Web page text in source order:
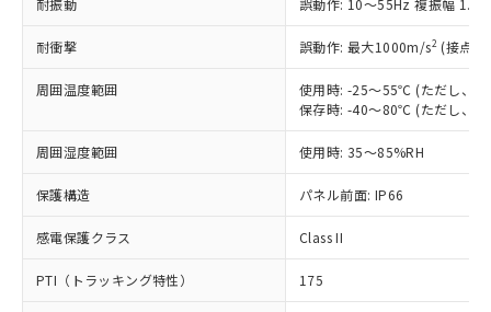
耐振動 誤動作: 10～55Hz 複振幅
耐衝撃 誤動作: 最大1000m/s2 (接点
周囲温度範囲
使用時: -25～55℃ (ただし、氷
保存時: -40～80℃ (ただし、氷
周囲湿度範囲 使用時: 35～85%RH
保護構造 パネル前面: IP66
感電保護クラス Class II
PTI（トラッキング特性） 175
正式な納期状況および標準価格はお客
様のお取引先、またはお客様担当のオ
ムロン制御機器販売店・当社販売員に
オムロン制御機器販売店や当社販売拠
販売ネットワーク
」をご確認
在庫状況および標準価格結果を当社の
事前の承諾なく第三者に漏洩または開
示しないようお願いします。
マイパーツ機能（部品リスト作成サー
ビス）をご利用いただくには、I-Web
メンバーズにご登録されている必要が
但し、RoHS指令で産業用監視および制御機器に対する
適用除外項目は除く。
フタル酸エステル類の４物質については閾値を超える意
図的な使用がないことを確認しています。
部品在庫の切り替え状況などにより、予定
月が前後することがあります。
DBP(フタル酸ジブチル) : 1000ppm、 DIBP(フタル酸ジ
イソブチル) : 1000ppm、 BBP(フタル酸ブチルベンジ
DEHP(フタル酸ビス(2-エチルヘキシル)) : 1000ppm
準値以下であることを示します。
「10」：通常の使用状況下において有害物
質が外部に漏えいし、環境に深刻な影響を
及ぼさない年数を意味します。
「－」：未確認です。当社販売部門へお問
全に破砕するなど、違法に輸出されな
いよう必要な手段を講じます。
当社は貴社製品を、核兵器、ミサイ
ル、化学兵器、生物兵器またはその他
武器並びにこれらの製造装置等に一切
当社は、貴社製品を第三者に販売する
場合は、上記1、2および3の内容を当
該第三者に通知します。また当社は、
販売先および販売に係わる関係者が違
法に輸出するおそれがある場合は、取
り引きをいたしません。
一定数には満たないが在庫あり
－
在庫なし(最新の在庫状況につ
いては、お客様のお取引先、ま
たはお客様担当のオムロン制御
機器販売店・当社販売員にご確
空
受注生産機種、また在庫状況の
情報を公開していない機種